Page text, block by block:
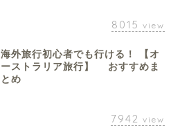
8015 view
海外旅行初心者でも行ける！ 【オ
ーストラリア旅行】 おすすめま
とめ
7942 view